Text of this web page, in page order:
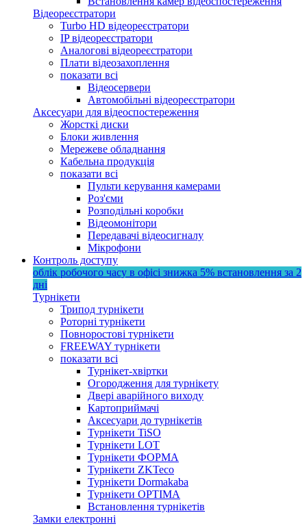
Відеореєстратори
Turbo HD відеореєстратори
IP відеореєстратори
Аналогові відеореєстратори
Плати відеозахоплення
показати всі
Відеосервери
Автомобільні відеореєстратори
Аксесуари для відеоспостереження
Жорсткі диски
Блоки живлення
Мережеве обладнання
Кабельна продукція
показати всі
Пульти керування камерами
Роз'єми
Розподільні коробки
Відеомонітори
Передавачі відеосигналу
Мікрофони
Контроль доступу
облік робочого часу в офісі знижка 5% встановлення за 2
дні
Турнікети
Трипод турнікети
Роторні турнікети
Повноростові турнікети
FREEWAY турнікети
показати всі
Турнікет-хвіртки
Огородження для турнікету
Двері аварійного виходу
Картоприймачі
Аксесуари до турнікетів
Турнікети TiSO
Турнікети LOT
Турнікети ФОРМА
Турнікети ZKTeco
Турнікети Dormakaba
Турнікети OPTIMA
Встановлення турнікетів
Замки електронні